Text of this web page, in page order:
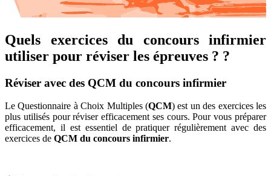
Quels exercices du concours infirmier
utiliser pour réviser les épreuves ? ?
Réviser avec des QCM du concours infirmier
Le Questionnaire à Choix Multiples (QCM) est un des exercices les
plus utilisés pour réviser efficacement ses cours. Pour vous préparer
efficacement, il est essentiel de pratiquer régulièrement avec des
exercices de QCM du concours infirmier.